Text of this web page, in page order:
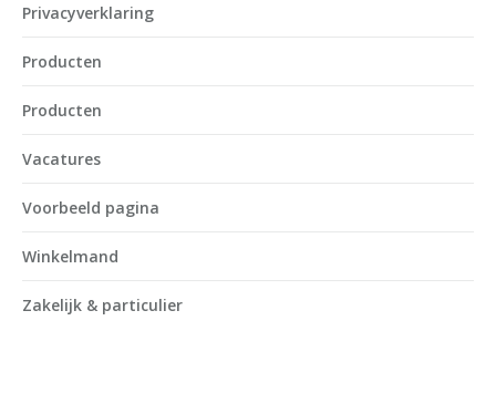
Privacyverklaring
Producten
Producten
Vacatures
Voorbeeld pagina
Winkelmand
Zakelijk & particulier